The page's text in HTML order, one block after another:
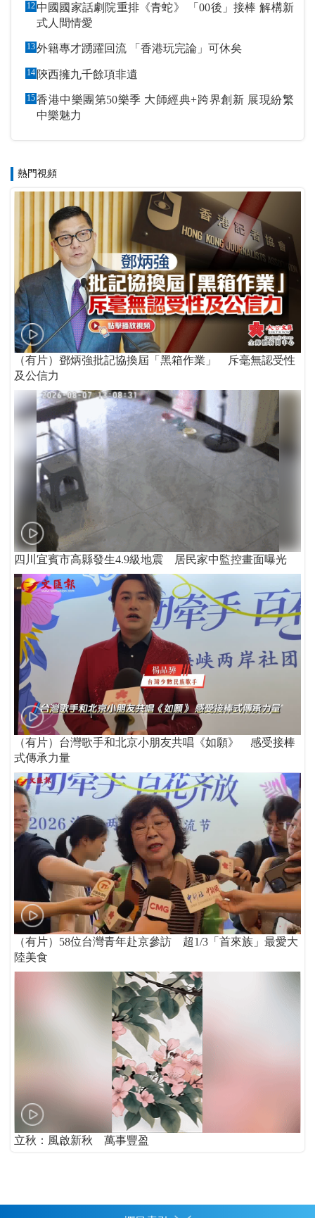
12 中國國家話劇院重排《青蛇》 「00後」接棒 解構新
式人間情愛
13 外籍專才踴躍回流 「香港玩完論」可休矣
14 陝西擁九千餘項非遺
15香港中樂團第50樂季 大師經典+跨界創新 展現紛繁
中樂魅力
熱門視頻
（有片）鄧炳強批記協換屆「黑箱作業」 斥毫無認受性
及公信力
四川宜賓市高縣發生4.9級地震 居民家中監控畫面曝光
（有片）台灣歌手和北京小朋友共唱《如願》 感受接棒
式傳承力量
（有片）58位台灣青年赴京參訪 超1/3「首來族」最愛大
陸美食
立秋：風啟新秋 萬事豐盈